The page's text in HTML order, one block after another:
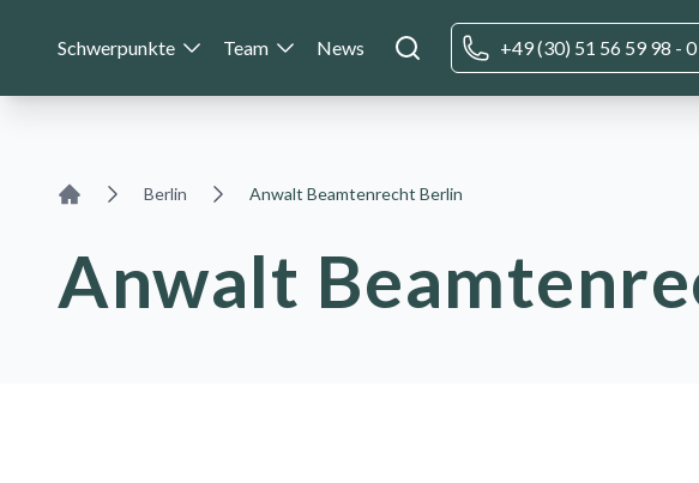
Schwerpunkte Team News +49 (30) 51 56 59 98 - 0
Berlin Anwalt Beamtenrecht Berlin
Anwalt